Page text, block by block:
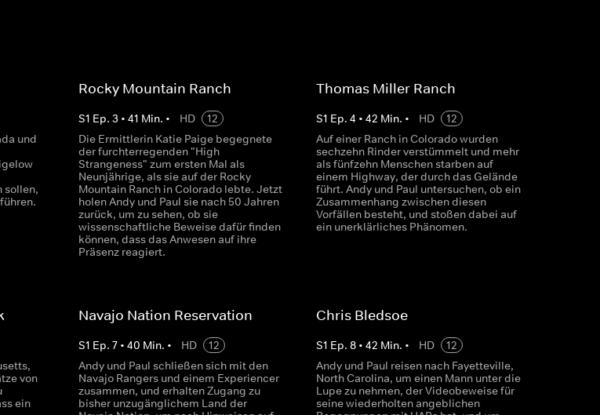
und
sollen,
Rocky Mountain Ranch
S1 Ep. 3 • 41 Min. • HD
12
Die Ermittlerin Katie Paige begegnete
der furchterregenden "High
Strangeness" zum ersten Mal als
Neunjährige, als sie auf der Rocky
Mountain Ranch in Colorado lebte. Jetzt
holen Andy und Paul sie nach 50 Jahren
zurück, um zu sehen, ob sie
wissenschaftliche Beweise dafür finden
können, dass das Anwesen auf ihre
Präsenz reagiert.
Thomas Miller Ranch
S1 Ep. 4 • 42 Min. • HD
12
Auf einer Ranch in Colorado wurden
sechzehn Rinder verstümmelt und mehr
als fünfzehn Menschen starben auf
einem Highway, der durch das Gelände
führt. Andy und Paul untersuchen, ob ein
Zusammenhang zwischen diesen
Vorfällen besteht, und stoßen dabei auf
ein unerklärliches Phänomen.
von
ein
Navajo Nation Reservation
S1 Ep. 7• 40 Min. • HD
12
Andy und Paul schließen sich mit den
Navajo Rangers und einem Experiencer
zusammen, und erhalten Zugang zu
bisher unzugänglichem Land der
Chris Bledsoe
S1 Ep. 8• 42 Min. • HD
12
Andy und Paul reisen nach Fayetteville,
North Carolina, um einen Mann unter die
Lupe zu nehmen, der Videobeweise für
seine wiederholten angeblichen